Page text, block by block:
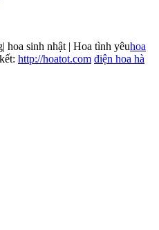
hoa sinh nhật | Hoa tình yêuhoa
http://hoatot.com điện hoa hà